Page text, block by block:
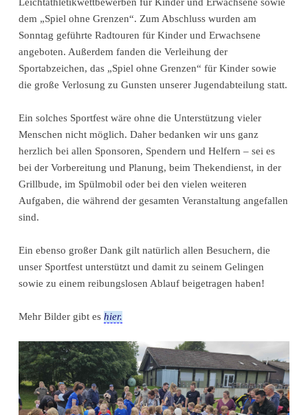
dem „Spiel ohne Grenzen“. Zum Abschluss wurden am
Sonntag geführte Radtouren für Kinder und Erwachsene
angeboten. Außerdem fanden die Verleihung der
Sportabzeichen, das „Spiel ohne Grenzen“ für Kinder sowie
die große Verlosung zu Gunsten unserer Jugendabteilung statt.
Ein solches Sportfest wäre ohne die Unterstützung vieler
Menschen nicht möglich. Daher bedanken wir uns ganz
herzlich bei allen Sponsoren, Spendern und Helfern – sei es
bei der Vorbereitung und Planung, beim Thekendienst, in der
Grillbude, im Spülmobil oder bei den vielen weiteren
Aufgaben, die während der gesamten Veranstaltung angefallen
sind.
Ein ebenso großer Dank gilt natürlich allen Besuchern, die
unser Sportfest unterstützt und damit zu seinem Gelingen
sowie zu einem reibungslosen Ablauf beigetragen haben!
Mehr Bilder gibt es hier.